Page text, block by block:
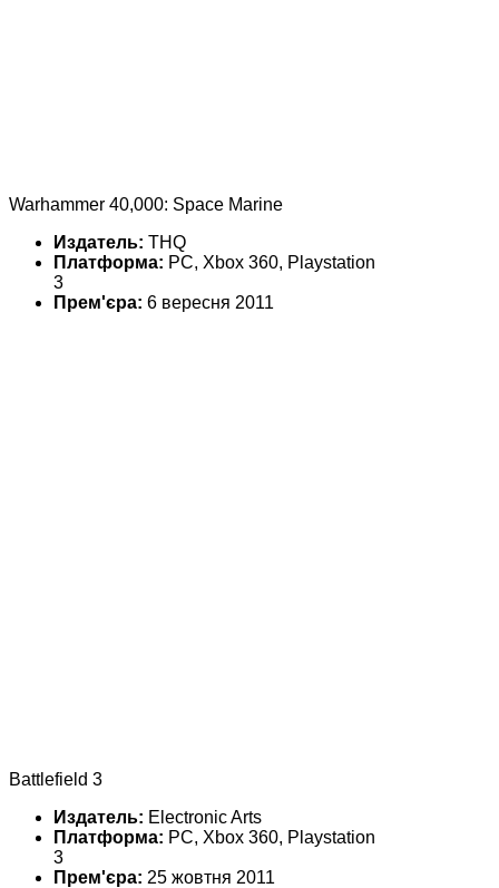
Warhammer 40,000: Space Marine
Издатель: THQ
Платформа: PC, Xbox 360, Playstation
3
Прем'єра: 6 вересня 2011
Battlefield 3
Издатель: Electronic Arts
Платформа: PC, Xbox 360, Playstation
3
Прем'єра: 25 жовтня 2011